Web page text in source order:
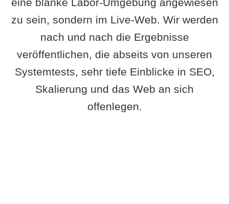
zu sein, sondern im Live-Web. Wir werden
nach und nach die Ergebnisse
veröffentlichen, die abseits von unseren
Systemtests, sehr tiefe Einblicke in SEO,
Skalierung und das Web an sich
offenlegen.